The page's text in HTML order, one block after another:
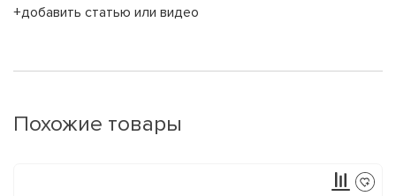
+добавить статью или видео
Похожие товары